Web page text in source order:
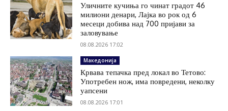
Уличните кучиња го чинат градот 46
милиони денари, Лајка во рок од 6
месеци добива над 700 пријави за
заловување
08.08.2026 17:02
Македонија
Крвава тепачка пред локал во Тетово:
Употребен нож, има повредени, неколку
уапсени
08.08.2026 17:01